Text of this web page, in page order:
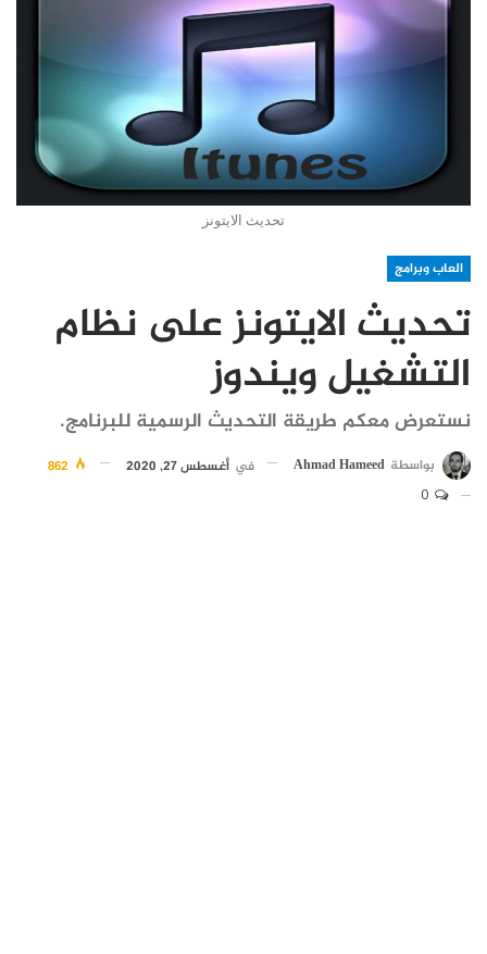
تحديث الايتونز
العاب وبرامج
تحديث الايتونز على نظام
التشغيل ويندوز
نستعرض معكم طريقة التحديث الرسمية للبرنامج.
بواسطة Ahmad Hameed في أغسطس 27, 2020